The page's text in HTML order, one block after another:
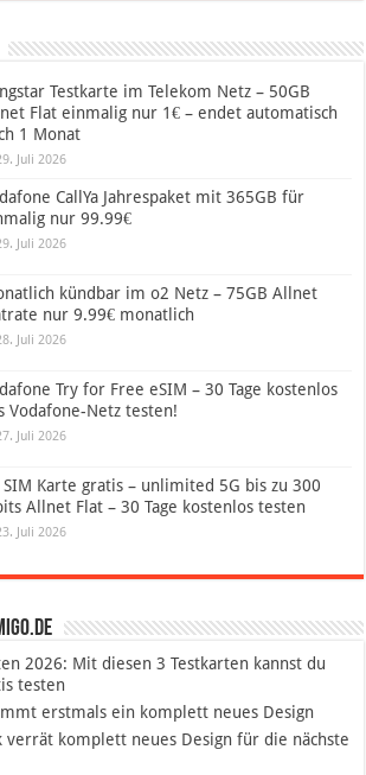
Testkarte im Telekom Netz – 50GB
Flat einmalig nur 1€ – endet automatisch
1 Monat
Juli 2026
CallYa Jahrespaket mit 365GB für
nur 99.99€
Juli 2026
kündbar im o2 Netz – 75GB Allnet
nur 9.99€ monatlich
Juli 2026
Try for Free eSIM – 30 Tage kostenlos
Vodafone-Netz testen!
Juli 2026
SIM Karte gratis – unlimited 5G bis zu 300
Allnet Flat – 30 Tage kostenlos testen
Juli 2026
2026: Mit diesen 3 Testkarten kannst du
testen
erstmals ein komplett neues Design
verrät komplett neues Design für die nächste